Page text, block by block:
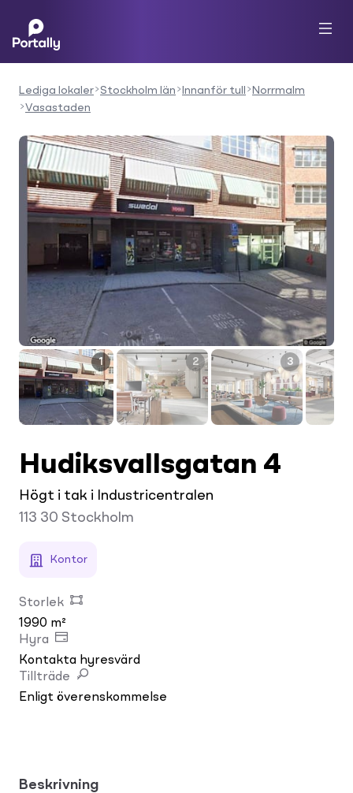
Lediga lokaler Stockholm län Innanför tull
Norrmalm
Vasastaden
1 2 3
Hudiksvallsgatan 4
Högt i tak i Industricentralen
113 30 Stockholm
Kontor
Storlek
1990 m²
Hyra
Kontakta hyresvärd
Tillträde
Enligt överenskommelse
Beskrivning